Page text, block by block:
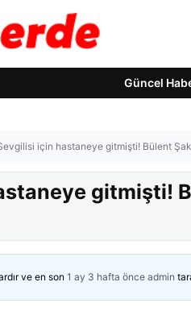
Güncel
için hastaneye gitmişti! Bülent
gitmişti!
ve en son 1 ay 3 hafta önce admin